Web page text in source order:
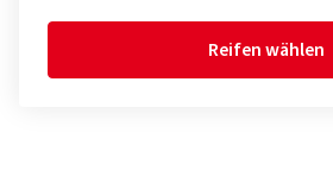
Reifen wählen